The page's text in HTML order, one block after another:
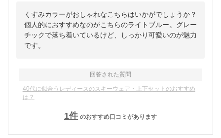
くすみカラーがおしゃれなこちらはいかがでしょうか？
個人的におすすめなのがこちらのライトブルー。グレー
チックで落ち着いているけど、しっかり可愛いのが魅力
です。
回答された質問
40代に似合うレディースのスキーウェア・上下セットのおすすめ
は？
1件 のおすすめ口コミがあります